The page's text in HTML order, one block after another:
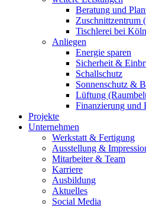
Beratung und
Tischlerei bei Köln
Anliegen
Energie sparen
Sicherheit &
Schallschutz
Sonnenschutz &
Lüftung
Finanzierung und
Projekte
Unternehmen
Werkstatt & Fertigung
Ausstellung &
Mitarbeiter & Team
Karriere
Ausbildung
Aktuelles
Social Media